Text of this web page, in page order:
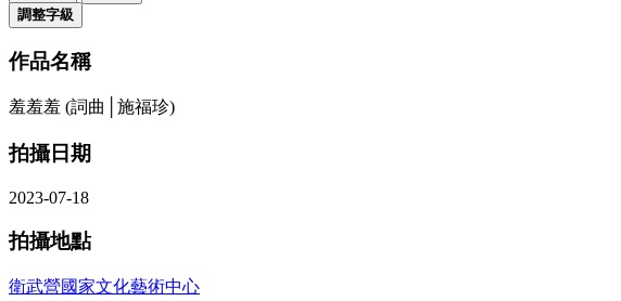
調整字級
作品名稱
羞羞羞 (詞曲│施福珍)
拍攝日期
2023-07-18
拍攝地點
衛武營國家文化藝術中心